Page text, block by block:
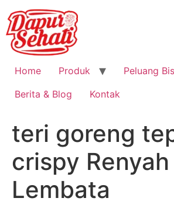
Home Produk
Peluang
Berita & Blog
Kontak
teri goreng
crispy
Lembata